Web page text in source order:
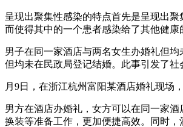
呈现出聚集性感染的特点首先是呈现出
而使得其中的一个患者感染给了其他健康
男子在同一家酒店与两名女生办婚礼但
但均未在民政局登记结婚。此事引发了社
月9日，在浙江杭州富阳某酒店婚礼现场
男方在酒店办婚礼，女方可以在同一家
换装等准备工作，更加便捷高效。同时